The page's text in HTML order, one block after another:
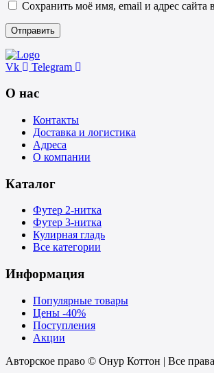
Сохранить моё имя, email и адрес
Vk Telegram
О нас
Контакты
Доставка и логистика
Адреса
О компании
Каталог
Футер 2-нитка
Футер 3-нитка
Кулирная гладь
Все категории
Информация
Популярные товары
Цены -40%
Поступления
Акции
Авторское право © Онур Коттон | Все